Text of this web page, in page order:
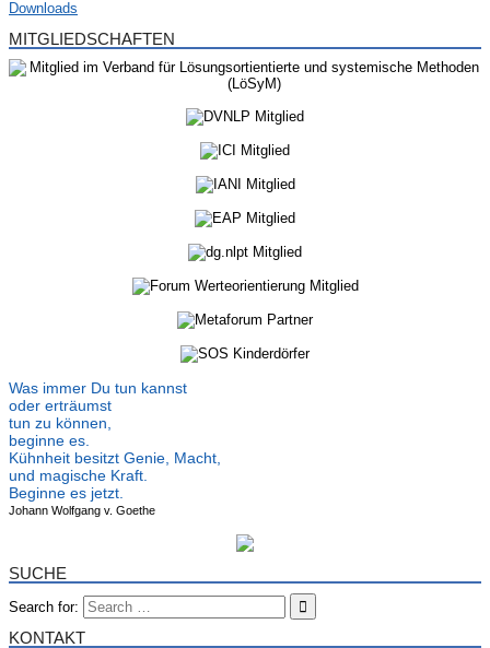
Downloads
MITGLIEDSCHAFTEN
Was immer Du tun kannst
oder erträumst
tun zu können,
beginne es.
Kühnheit besitzt Genie, Macht,
und magische Kraft.
Beginne es jetzt.
Johann Wolfgang v. Goethe
SUCHE
Search for:
KONTAKT